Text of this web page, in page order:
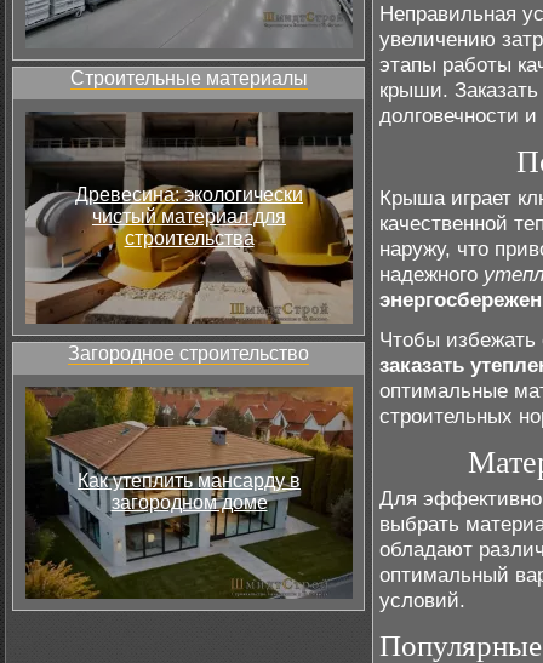
Строительные материалы
Древесина: экологически
чистый материал для
строительства
Загородное строительство
Как утеплить мансарду в
загородном доме
Неправильная
увеличению
этапы работы
крыши.
долговечности
Крыша играет
качественной
наружу, что
надежного
Чтобы избежать
заказать
оптимальные
строительных
Для
выбрать
обладают
оптимальный
условий.